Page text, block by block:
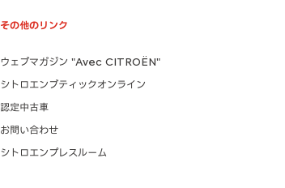
その他のリンク
ウェブマガジン "Avec CITROËN"
シトロエンブティックオンライン
認定中古車
お問い合わせ
シトロエンプレスルーム